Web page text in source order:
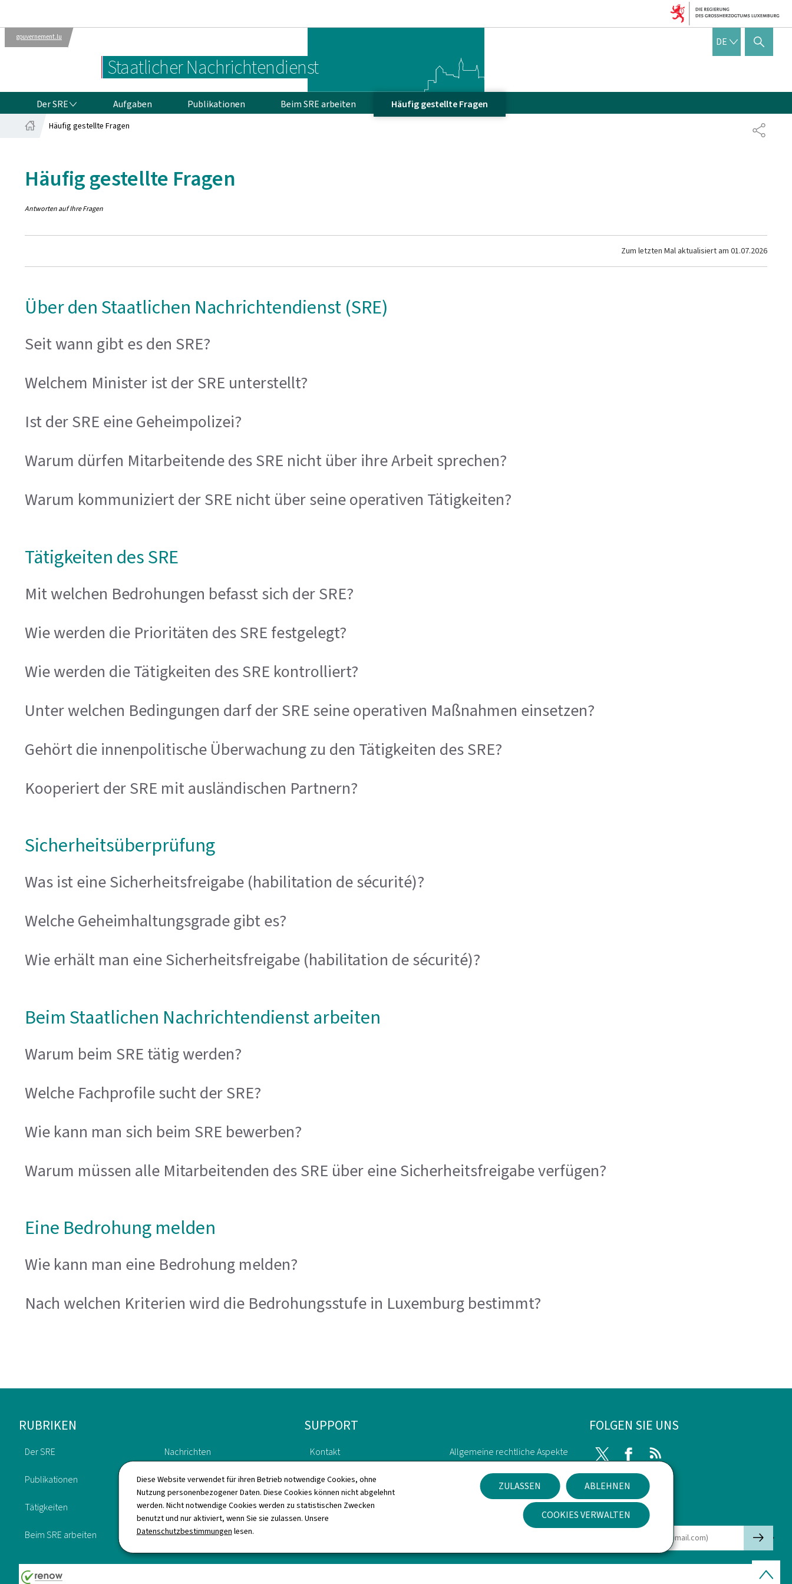
Diese Website verwendet für ihren Betrieb notwendige Cookies, ohne
Nutzung personenbezogener Daten. Diese Cookies können nicht abgelehnt
werden. Nicht notwendige Cookies werden zu statistischen Zwecken
benutzt und nur aktiviert, wenn Sie sie zulassen. Unsere
Datenschutzbestimmungen lesen.
ZULASSEN ABLEHNEN
COOKIES VERWALTEN
gouvernement.lu
Staatlicher Nachrichtendienst
DE DEUTSCH
SUCHFLED ANZEIGEN /
Der SRE Aufgaben Publikationen Beim SRE arbeiten
Häufig gestellte Fragen
TEILEN
Häufig gestellte Fragen
Häufig gestellte Fragen
Antworten auf Ihre Fragen
Zum letzten Mal aktualisiert am 01.07.2026
Über den Staatlichen Nachrichtendienst (SRE)
Seit wann gibt es den SRE?
Welchem Minister ist der SRE unterstellt?
Ist der SRE eine Geheimpolizei?
Warum dürfen Mitarbeitende des SRE nicht über ihre Arbeit sprechen?
Warum kommuniziert der SRE nicht über seine operativen Tätigkeiten?
Tätigkeiten des SRE
Mit welchen Bedrohungen befasst sich der SRE?
Wie werden die Prioritäten des SRE festgelegt?
Wie werden die Tätigkeiten des SRE kontrolliert?
Unter welchen Bedingungen darf der SRE seine operativen Maßnahmen einsetzen?
Gehört die innenpolitische Überwachung zu den Tätigkeiten des SRE?
Kooperiert der SRE mit ausländischen Partnern?
Sicherheitsüberprüfung
Was ist eine Sicherheitsfreigabe (habilitation de sécurité)?
Welche Geheimhaltungsgrade gibt es?
Wie erhält man eine Sicherheitsfreigabe (habilitation de sécurité)?
Beim Staatlichen Nachrichtendienst arbeiten
Warum beim SRE tätig werden?
Welche Fachprofile sucht der SRE?
Wie kann man sich beim SRE bewerben?
Warum müssen alle Mitarbeitenden des SRE über eine Sicherheitsfreigabe verfügen?
Eine Bedrohung melden
Wie kann man eine Bedrohung melden?
Nach welchen Kriterien wird die Bedrohungsstufe in Luxemburg bestimmt?
Footer
RUBRIKEN
Der SRE
Publikationen
Tätigkeiten
Beim SRE arbeiten
Nachrichten
Aufsicht
Geschichte
Nützliche Links
SUPPORT
Kontakt
Sitemap
Informationen zur Webseite
Allgemeine rechtliche Aspekte
Barrierefreiheit
Verwaltung der Cookies
FOLGEN SIE UNS
Twitter Facebook
Newsletter
🡒